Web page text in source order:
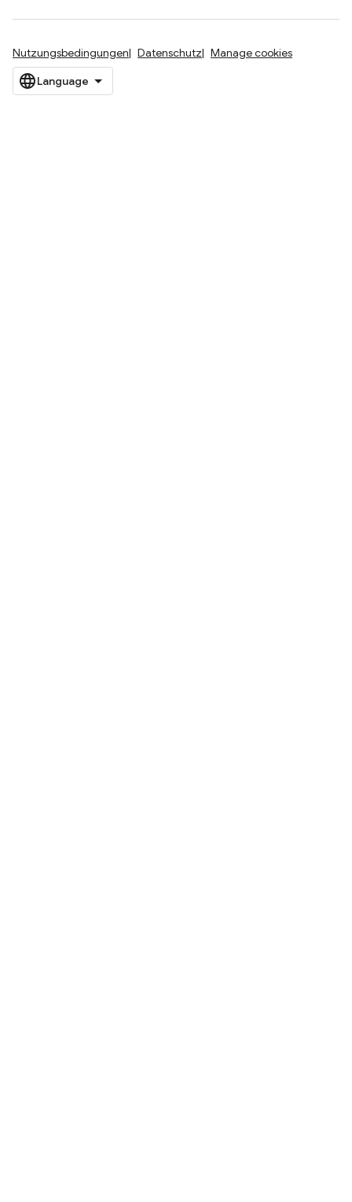
Nutzungsbedingungen Datenschutz Manage cookies